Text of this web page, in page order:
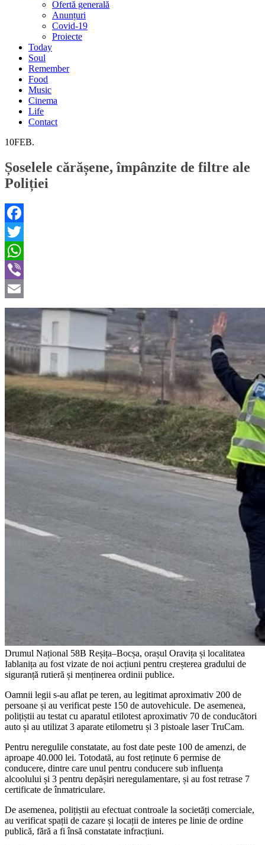
Ofertă generală
Anunțuri
Covid-19
Proiecte
Today
Soul
Remember
Food
Music
Cinema
Life
Contact
10FEB.
Șoselele cărășene, împânzite de filtre ale
Poliției
Facebook
Twitter
WhatsApp
Viber
Email
Drumul Național 58B Reșița–Bocșa, orașul Oravița și localitatea
Iablanița au fost vizate de noi acțiuni pentru creșterea gradului de
siguranță rutieră și menținerea ordinii publice.
Oamnii legii s-au aflat pe teren, au legitimat aproximativ 200 de
persoane și au verificat peste 150 de autovehicule. De asemenea,
polițiștii au testat cu aparatul etilotest aproximativ 70 de conducători
auto și au utilizat 3 aparate etilometru și 3 pistoale laser TruCam.
Pentru neregulile constatate, au fost date peste 100 de amenzi, de
aproape 40.000 lei. Totodată, au fost reținute 6 permise de
conducere, dintre care unul pentru conducere sub influența
alcoolului și 3 pentru depășiri neregulamentare, și au fost retrase 7
certificate de înmatriculare.
De asemenea, polițiștii au efectuat controale la societăți comerciale,
au verificat spații de cazare și locații de interes pe linie de ordine
publică, fără a fi însă constatate infracțiuni.